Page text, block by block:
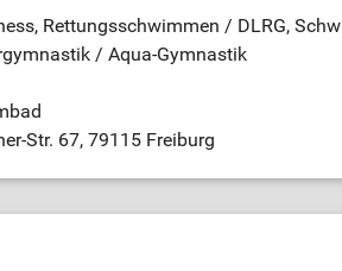
Rettungsschwimmen / DLRG,
/ Aqua-Gymnastik
Str. 67, 79115 Freiburg